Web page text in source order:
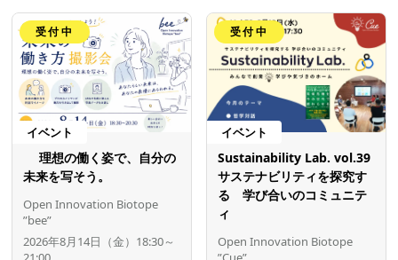
受付中
イベント
理想の働く姿で、自分の
未来を写そう。
Open Innovation Biotope
”bee”
2026年8月14日（金）18:30～
受付中
イベント
Sustainability Lab. vol.39
サステナビリティを探究す
る 学び合いのコミュニテ
ィ
Open Innovation Biotope